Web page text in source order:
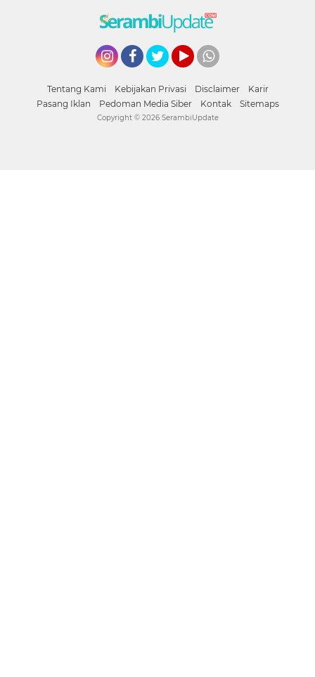
Tentang Kami Kebijakan Privasi Disclaimer
Karir
Pasang Iklan
Pedoman Media Siber Kontak Sitemaps
Copyright © 2026 SerambiUpdate